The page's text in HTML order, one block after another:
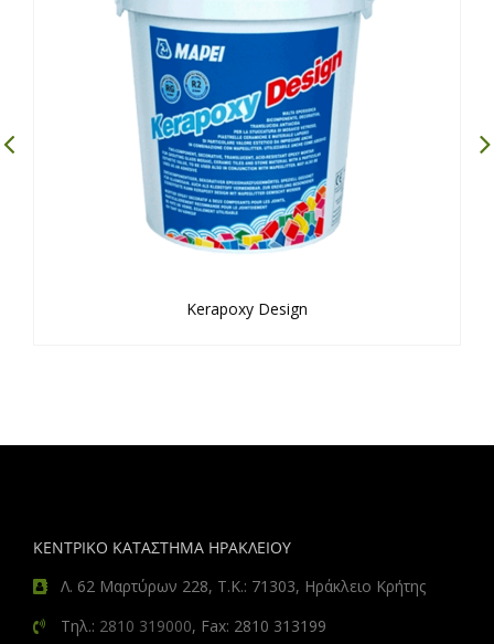
Kerapoxy Design
ΚΕΝΤΡΙΚΟ ΚΑΤΑΣΤΗΜΑ ΗΡΑΚΛΕΙΟΥ
Λ. 62 Μαρτύρων 228, Τ.Κ.: 71303, Ηράκλειο Κρήτης
Τηλ.: 2810 319000, Fax: 2810 313199